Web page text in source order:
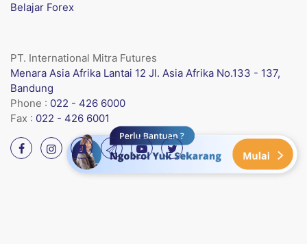
Belajar Forex
PT. International Mitra Futures
Menara Asia Afrika Lantai 12 Jl. Asia Afrika No.133 - 137,
Bandung
Phone : 022 - 426 6000
Fax : 022 - 426 6001